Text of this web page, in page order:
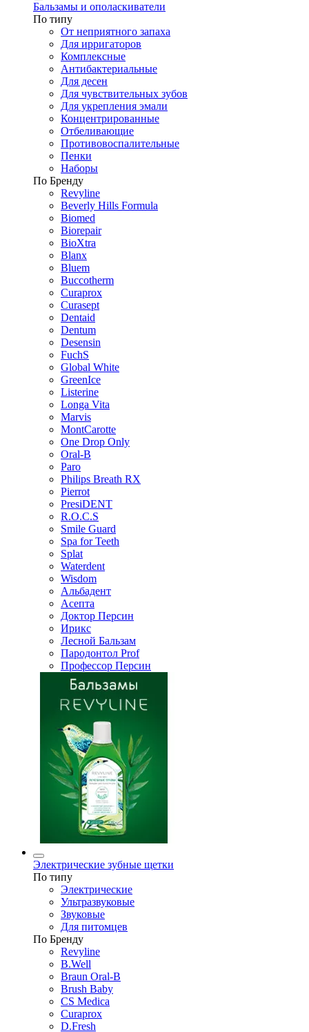
Бальзамы и ополаскиватели
По типу
От неприятного запаха
Для ирригаторов
Комплексные
Антибактериальные
Для десен
Для чувствительных зубов
Для укрепления эмали
Концентрированные
Отбеливающие
Противовоспалительные
Пенки
Наборы
По Бренду
Revyline
Beverly Hills Formula
Biomed
Biorepair
BioXtra
Blanx
Bluem
Buccotherm
Curaprox
Curasept
Dentaid
Dentum
Desensin
FuchS
Global White
GreenIce
Listerine
Longa Vita
Marvis
MontCarotte
One Drop Only
Oral-B
Paro
Philips Breath RX
Pierrot
PresiDENT
R.O.C.S
Smile Guard
Spa for Teeth
Splat
Waterdent
Wisdom
Альбадент
Асепта
Доктор Персин
Ирикс
Лесной Бальзам
Пародонтол Prof
Профессор Персин
Электрические зубные щетки
По типу
Электрические
Ультразвуковые
Звуковые
Для питомцев
По Бренду
Revyline
B.Well
Braun Oral-B
Brush Baby
CS Medica
Curaprox
D.Fresh